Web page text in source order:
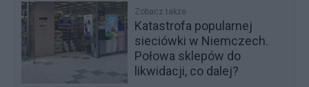
Zobacz także
Katastrofa popularnej
sieciówki w Niemczech.
Połowa sklepów do
likwidacji, co dalej?